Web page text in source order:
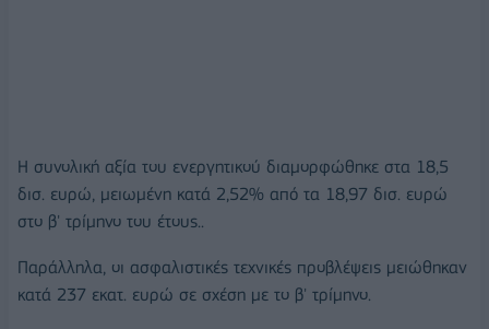
Η συνολική αξία του ενεργητικού διαμορφώθηκε στα 18,5
δισ. ευρώ, μειωμένη κατά 2,52% από τα 18,97 δισ. ευρώ
στο β' τρίμηνο του έτους..
Παράλληλα, οι ασφαλιστικές τεχνικές προβλέψεις μειώθηκαν
κατά 237 εκατ. ευρώ σε σχέση με το β' τρίμηνο.